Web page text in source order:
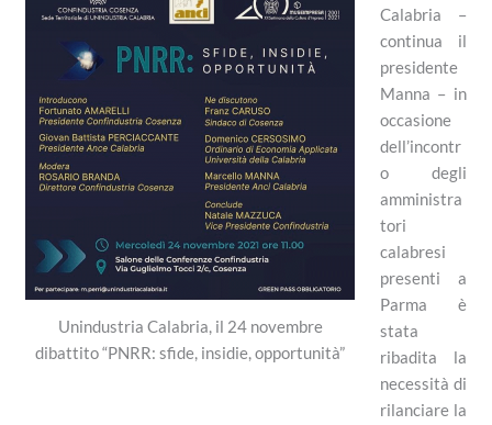
Unindustria Calabria, il 24 novembre
dibattito “PNRR: sfide, insidie, opportunità”
Calabria –
continua il
presidente
Manna – in
occasione
dell’incontr
o degli
amministra
tori
calabresi
presenti a
Parma è
stata
ribadita la
necessità di
rilanciare la